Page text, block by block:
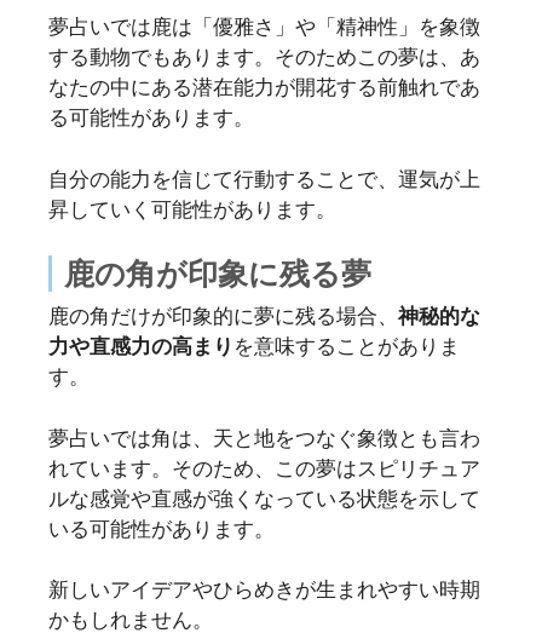
夢占いでは鹿は「優雅さ」や「精神性」を象徴
する動物でもあります。そのためこの夢は、あ
なたの中にある潜在能力が開花する前触れであ
る可能性があります。
自分の能力を信じて行動することで、運気が上
昇していく可能性があります。
鹿の角が印象に残る夢
鹿の角だけが印象的に夢に残る場合、 神秘的な
力や直感力の高まり を意味することがありま
す。
夢占いでは角は、天と地をつなぐ象徴とも言わ
れています。そのため、この夢はスピリチュア
ルな感覚や直感が強くなっている状態を示して
いる可能性があります。
新しいアイデアやひらめきが生まれやすい時期
かもしれません。